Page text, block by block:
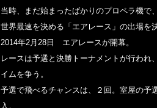
当時、まだ始まったばかりのプロペラ機で
世界最速を決める「エアレース」の出場を
2014年2月28日 エアレースが開幕。
レースは予選と決勝トーナメントが行われ
イムを争う。
予選で飛べるチャンスは、２回。室屋の予
入。